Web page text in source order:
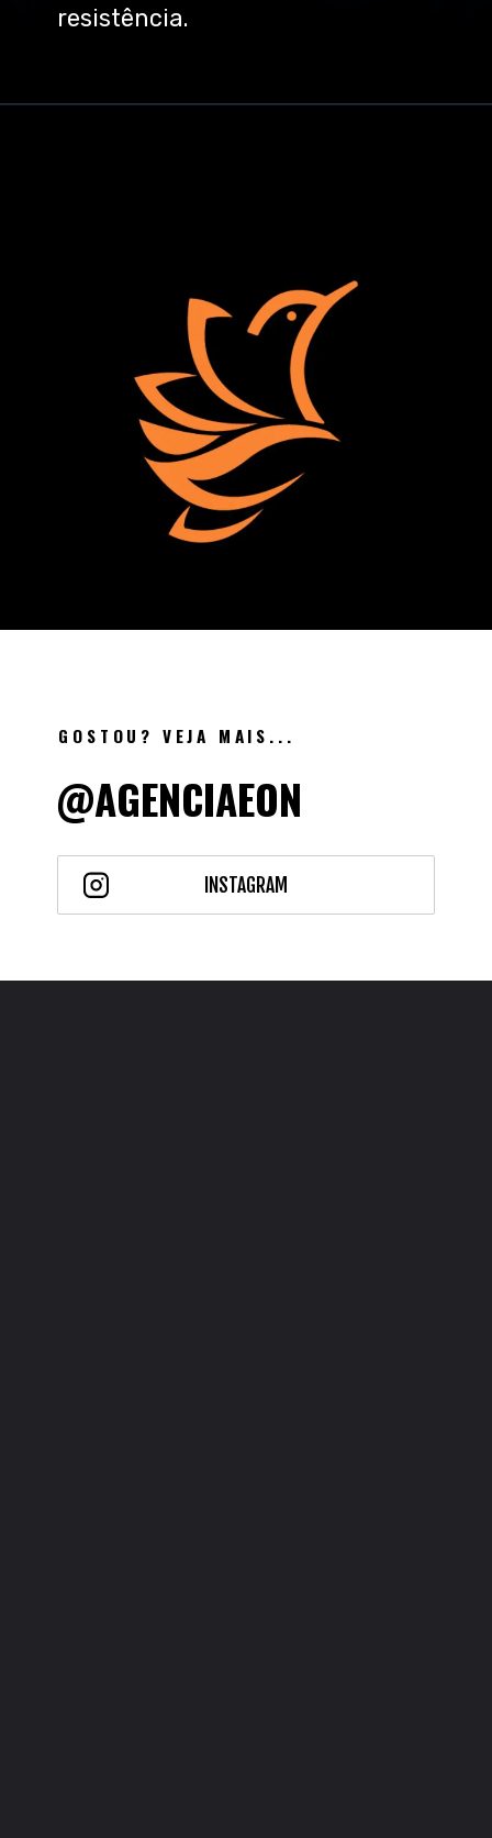
resistência.
GOSTOU? VEJA MAIS...
INSTAGRAM
@AGENCIAEON